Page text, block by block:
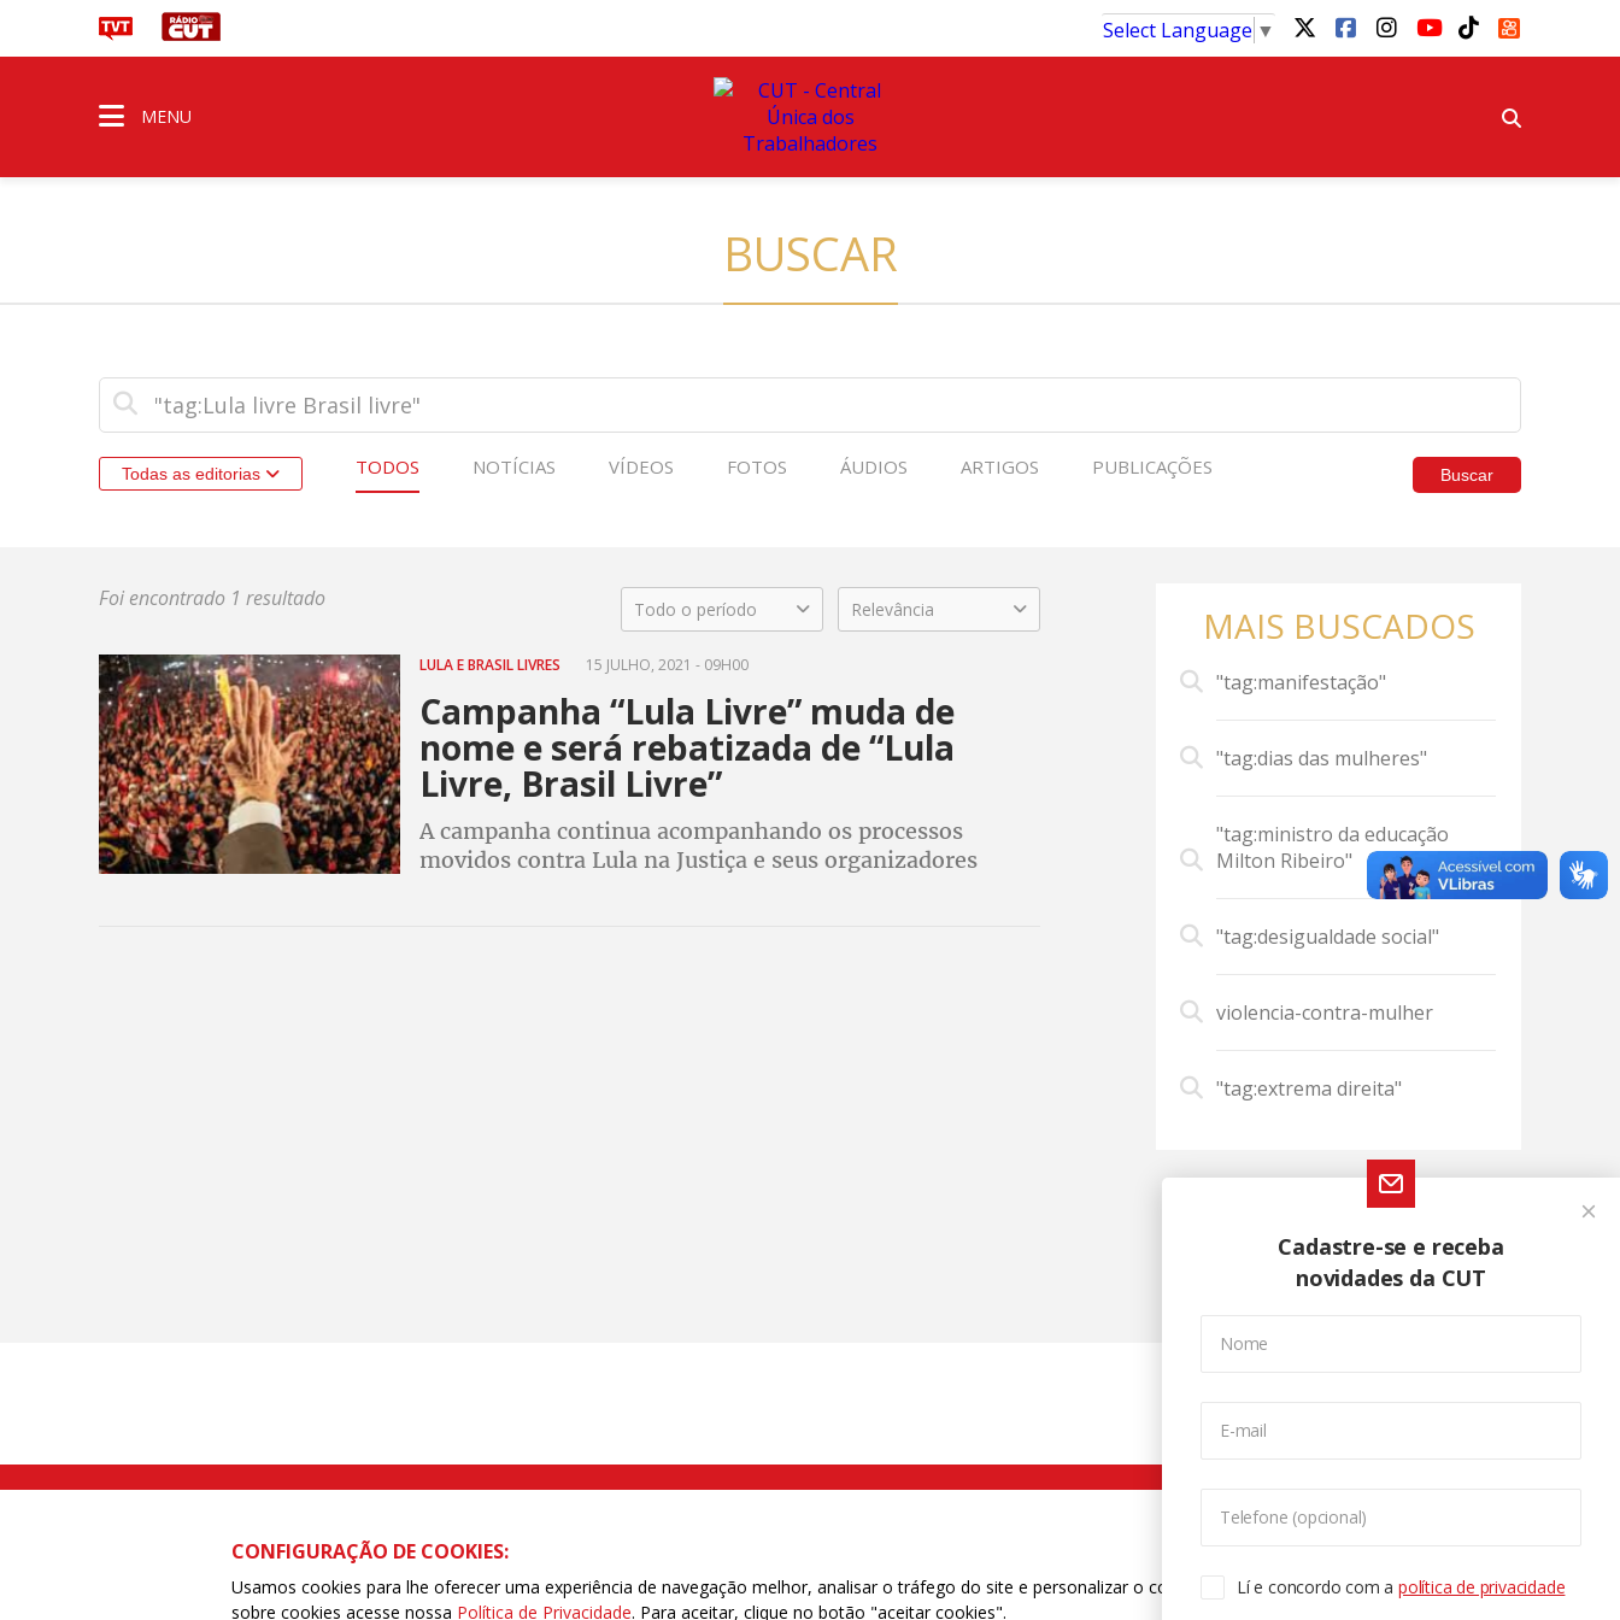
Select Language ▼
MENU
BUSCAR
Todas as editorias TODOS NOTÍCIAS VÍDEOS FOTOS ÁUDIOS ARTIGOS PUBLICAÇÕES Buscar
Foi encontrado 1 resultado Todo o período Relevância
LULA E BRASIL LIVRES 15 JULHO, 2021 - 09H00
Campanha “Lula Livre” muda de
nome e será rebatizada de “Lula
Livre, Brasil Livre”
A campanha continua acompanhando os processos
movidos contra Lula na Justiça e seus organizadores
MAIS BUSCADOS
"tag:manifestação"
"tag:dias das mulheres"
"tag:ministro da educação
Milton Ribeiro"
"tag:desigualdade social"
violencia-contra-mulher
"tag:extrema direita"
Cadastre-se e receba
novidades da CUT
Nome
E-mail
Telefone (opcional)
Lí e concordo com apolítica de privacidade
Rua Caetano Pinto nº 575 CEP 03041-000 Brás, São Paulo/SP | Telefone (11) 2108 9200 - Fax (11) 2108 9310
CONFIGURAÇÃO DE COOKIES:
Usamos cookies para lhe oferecer uma experiência de navegação melhor, analisar o tráfego do site e personalizar o conteúdo. Para saber mais
sobre cookies acesse nossa Política de Privacidade. Para aceitar, clique no botão "aceitar cookies".